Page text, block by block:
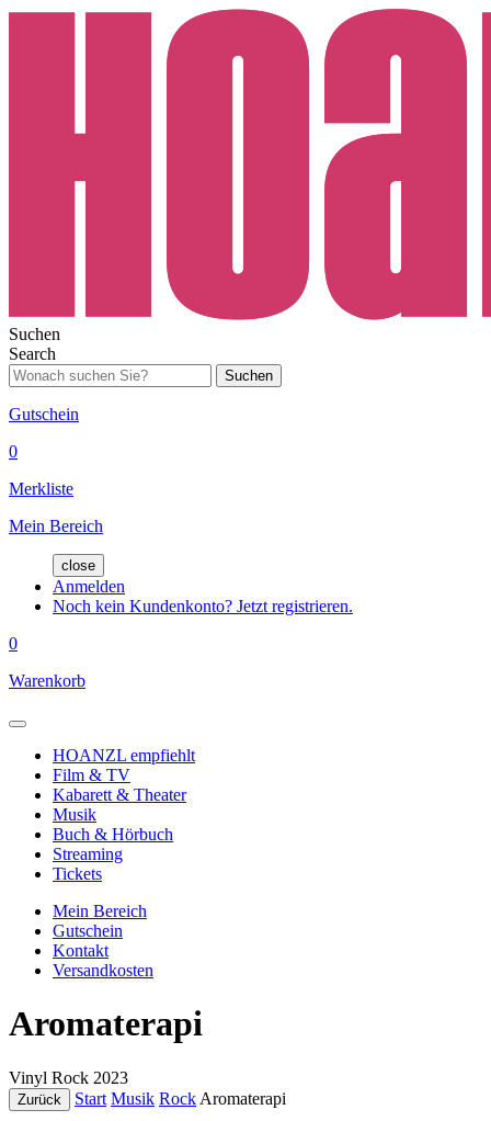
Suchen
Search
Suchen
Gutschein
0
Merkliste
Mein Bereich
close
Anmelden
Noch kein Kundenkonto? Jetzt registrieren.
0
Warenkorb
HOANZL empfiehlt
Film & TV
Kabarett & Theater
Musik
Buch & Hörbuch
Streaming
Tickets
Mein Bereich
Gutschein
Kontakt
Versandkosten
Aromaterapi
Vinyl Rock 2023
Zurück Start Musik Rock Aromaterapi